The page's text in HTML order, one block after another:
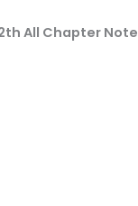
All Chapter